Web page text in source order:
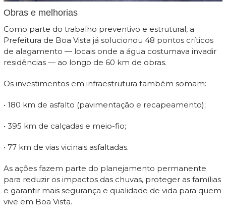
Obras e melhorias
Como parte do trabalho preventivo e estrutural, a
Prefeitura de Boa Vista já solucionou 48 pontos críticos
de alagamento — locais onde a água costumava invadir
residências — ao longo de 60 km de obras.
Os investimentos em infraestrutura também somam:
• 180 km de asfalto (pavimentação e recapeamento);
• 395 km de calçadas e meio-fio;
• 77 km de vias vicinais asfaltadas.
As ações fazem parte do planejamento permanente
para reduzir os impactos das chuvas, proteger as famílias
e garantir mais segurança e qualidade de vida para quem
vive em Boa Vista.